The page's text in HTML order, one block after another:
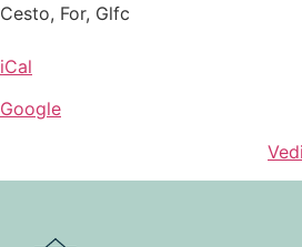
Cesto, For, Glfc
iCal
Google